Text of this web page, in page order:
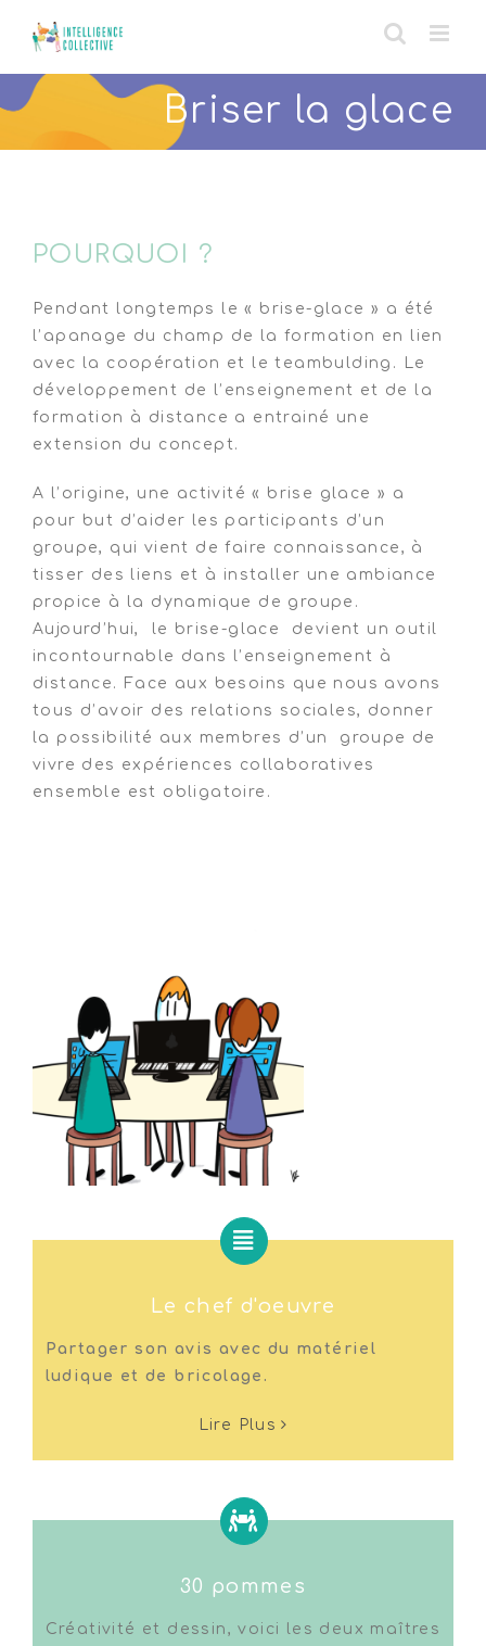
Briser la glace
POURQUOI ?
Pendant longtemps le « brise-glace » a été
l’apanage du champ de la formation en lien
avec la coopération et le teambulding. Le
développement de l’enseignement et de la
formation à distance a entrainé une
extension du concept.
A l’origine, une activité « brise glace » a
pour but d’aider les participants d’un
groupe, qui vient de faire connaissance, à
tisser des liens et à installer une ambiance
propice à la dynamique de groupe.
Aujourd’hui, le brise-glace devient un outil
incontournable dans l’enseignement à
distance. Face aux besoins que nous avons
tous d’avoir des relations sociales, donner
la possibilité aux membres d’un groupe de
vivre des expériences collaboratives
ensemble est obligatoire.
Le chef d'oeuvre
Partager son avis avec du matériel
ludique et de bricolage.
Lire Plus
30 pommes
Créativité et dessin, voici les deux maîtres